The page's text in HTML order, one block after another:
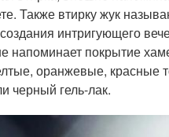
Также втирку жук
интригующего
напоминает покрытие
оранжевые, красные
черный гель-лак.